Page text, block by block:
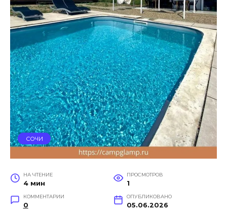
СОЧИ
НА ЧТЕНИЕ
4 мин
ПРОСМОТРОВ
1
КОММЕНТАРИИ
0
ОПУБЛИКОВАНО
05.06.2026